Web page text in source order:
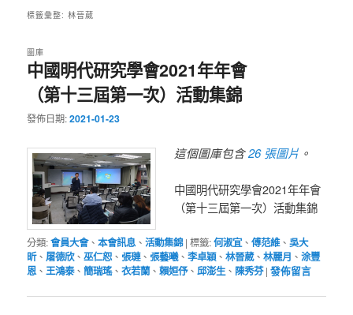
標籤彙整:林晉葳
中國明代研究學會2021年年會
（第十三屆第一次）活動集錦
圖庫
發佈日期:2021-01-23
這個圖庫包含26 張圖片 。
中國明代研究學會2021年年會
（第十三屆第一次）活動集錦
分類:會員大會、本會訊息、活動集錦 |標籤:何淑宜、傅范維、吳大
昕、屠德欣、巫仁恕、張璉、張藝曦、李卓穎、林晉葳、林麗月 、涂豐
恩、王鴻泰、簡瑞瑤、衣若蘭、賴姮伃、邱澎生、 陳秀芬 |發佈留言